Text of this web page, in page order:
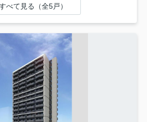
べて見る（全5戸）